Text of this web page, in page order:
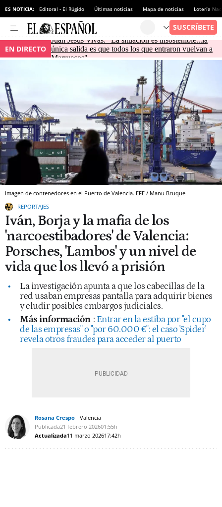
ES NOTICIA: Editoral - El Rúgido Últimas noticias Mapa de noticias Lotería
EN DIRECTO
Juan Jesús Vivas: "La situación es insostenible...la
única salida es que todos los que entraron vuelvan a
Marruecos"
Imagen de contenedores en el Puerto de Valencia. EFE / Manu Bruque
REPORTAJES
Iván, Borja y la mafia de los
'narcoestibadores' de Valencia:
Porsches, 'Lambos' y un nivel de
vida que los llevó a prisión
La investigación apunta a que los cabecillas de la
red usaban empresas pantalla para adquirir bienes
y eludir posibles embargos judiciales.
Más información : Entrar en la estiba por "el cupo
de las empresas" o "por 60.000 €": el caso 'Spider'
revela otros fraudes para acceder al puerto
Rosana Crespo
Valencia
Publicada21 febrero 202601:55h
Actualizada11 marzo 202617:42h